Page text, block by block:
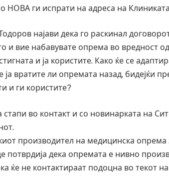
ги испрати на адреса на Клиниката
најави дека го раскинал
и вие набавувате опрема во вредност
и ја користите. Како ќе се
ја вратите ли опремата назад, бидејќи
и ги користите?
во контакт и со новинарката на
производител на медицинска опрема
дека опремата е нивно
ќе не контактираат подоцна во текот